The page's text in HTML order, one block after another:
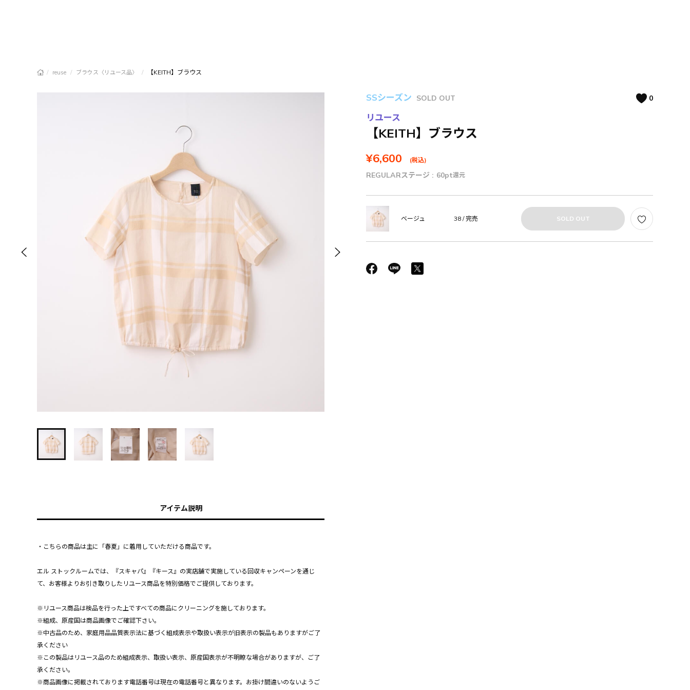
/ reuse / ブラウス〈リユース品〉 / 【KEITH】ブラウス
アイテム説明
・こちらの商品は主に「春夏」に着用していただける商品です。
エル ストックルームでは、『スキャパ』『キース』の実店舗で実施している回収キャンペーンを通じ
て、お客様よりお引き取りしたリユース商品を特別価格でご提供しております。
※リユース商品は検品を行った上ですべての商品にクリーニングを施しております。
※組成、原産国は商品画像でご確認下さい。
※中古品のため、家庭用品品質表示法に基づく組成表示や取扱い表示が旧表示の製品もありますがご了
承ください
※この製品はリユース品のため組成表示、取扱い表示、原産国表示が不明瞭な場合がありますが、ご了
承ください。
※商品画像に掲載されております電話番号は現在の電話番号と異なります。お掛け間違いのないようご
SSシーズン SOLD OUT 0
リユース
【KEITH】ブラウス
¥6,600 (税込)
REGULARステージ : 60pt還元
ベージュ 38 /完売 SOLD OUT